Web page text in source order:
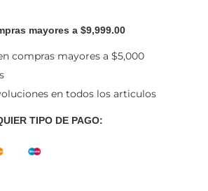
mayores a $9,999.00
compras mayores a $5,000
en todos los articulos
TIPO DE PAGO: